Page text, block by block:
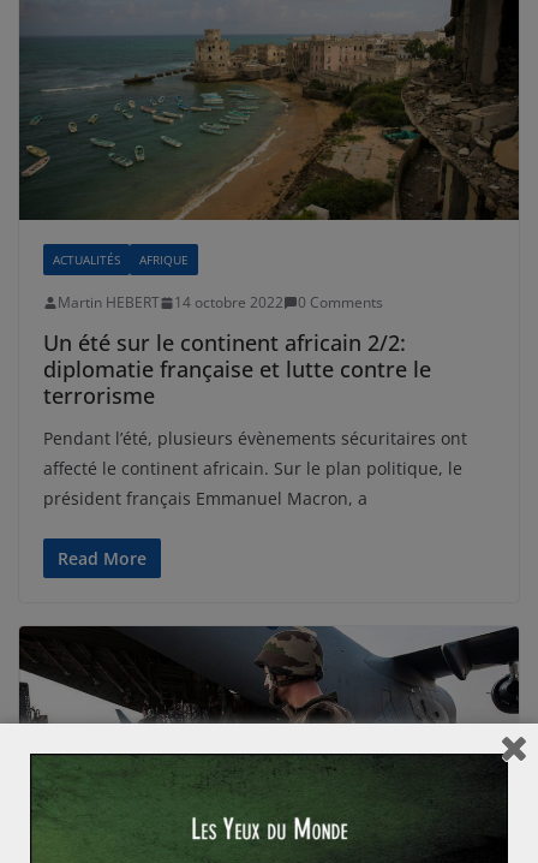
ACTUALITÉS AFRIQUE
Martin HEBERT 14 octobre 2022 0 Comments
Un été sur le continent africain 2/2:
diplomatie française et lutte contre le
terrorisme
Pendant l’été, plusieurs évènements sécuritaires ont
affecté le continent africain. Sur le plan politique, le
président français Emmanuel Macron, a
Read More